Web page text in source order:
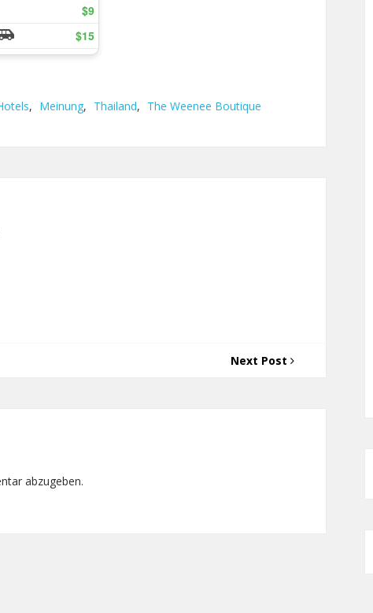
, Meinung, Thailand, The Weenee Boutique
Next Post
abzugeben.